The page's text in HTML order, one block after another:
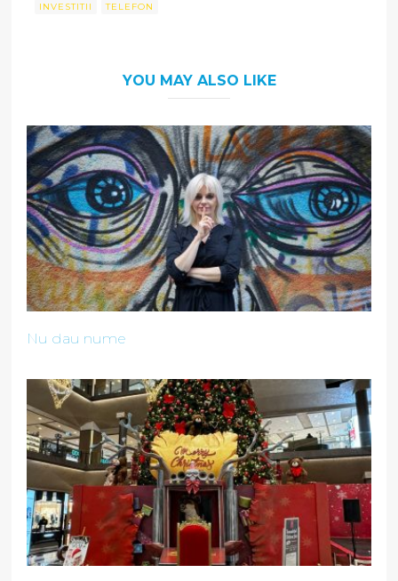
INVESTITII TELEFON
YOU MAY ALSO LIKE
Nu dau nume